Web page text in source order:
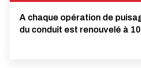
A chaque opération de
du conduit est renouvelé à